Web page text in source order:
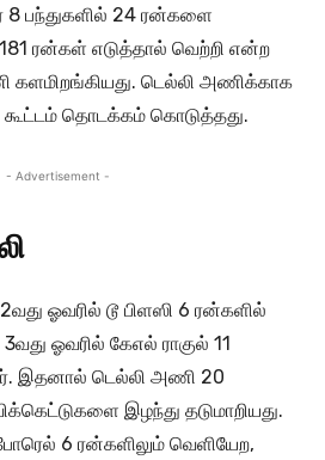
8 பந்துகளில் 24 ரன்களை
ரன்கள் எடுத்தால் வெற்றி என்ற
டெல்லி அணிக்காக
கூட்டம் தொடக்கம் கொடுத்தது.
- Advertisement -
ஓவரில் டூ பிளஸி 6 ரன்களில்
ஓவரில் கேஎல் ராகுல் 11
இதனால் டெல்லி அணி 20
இழந்து தடுமாறியது.
6 ரன்களிலும் வெளியேற,